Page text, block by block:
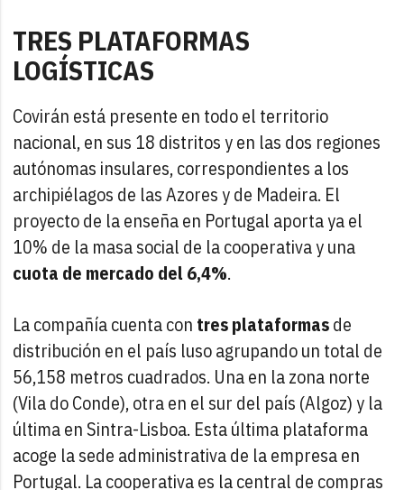
TRES PLATAFORMAS
LOGÍSTICAS
Covirán está presente en todo el territorio
nacional, en sus 18 distritos y en las dos regiones
autónomas insulares, correspondientes a los
archipiélagos de las Azores y de Madeira. El
proyecto de la enseña en Portugal aporta ya el
10% de la masa social de la cooperativa y una
cuota de mercado del 6,4%.
La compañía cuenta con tres plataformasde
distribución en el país luso agrupando un total de
56,158 metros cuadrados. Una en la zona norte
(Vila do Conde), otra en el sur del país (Algoz) y la
última en Sintra-Lisboa. Esta última plataforma
acoge la sede administrativa de la empresa en
Portugal. La cooperativa es la central de compras